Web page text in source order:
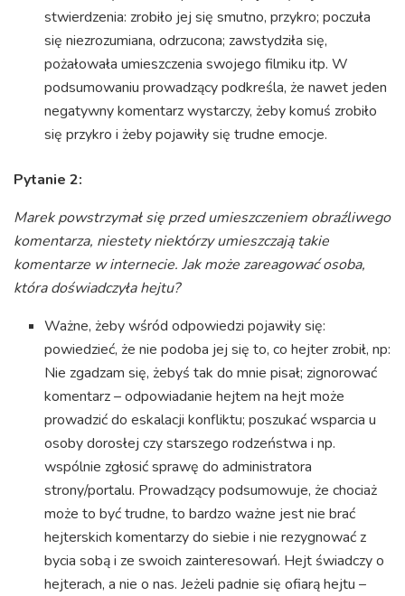
stwierdzenia: zrobiło jej się smutno, przykro; poczuła
się niezrozumiana, odrzucona; zawstydziła się,
pożałowała umieszczenia swojego filmiku itp. W
podsumowaniu prowadzący podkreśla, że nawet jeden
negatywny komentarz wystarczy, żeby komuś zrobiło
się przykro i żeby pojawiły się trudne emocje.
Pytanie 2:
Marek powstrzymał się przed umieszczeniem obraźliwego
komentarza, niestety niektórzy umieszczają takie
komentarze w internecie. Jak może zareagować osoba,
która doświadczyła hejtu?
Ważne, żeby wśród odpowiedzi pojawiły się:
powiedzieć, że nie podoba jej się to, co hejter zrobił, np:
Nie zgadzam się, żebyś tak do mnie pisał; zignorować
komentarz – odpowiadanie hejtem na hejt może
prowadzić do eskalacji konfliktu; poszukać wsparcia u
osoby dorosłej czy starszego rodzeństwa i np.
wspólnie zgłosić sprawę do administratora
strony/portalu. Prowadzący podsumowuje, że chociaż
może to być trudne, to bardzo ważne jest nie brać
hejterskich komentarzy do siebie i nie rezygnować z
bycia sobą i ze swoich zainteresowań. Hejt świadczy o
hejterach, a nie o nas. Jeżeli padnie się ofiarą hejtu –